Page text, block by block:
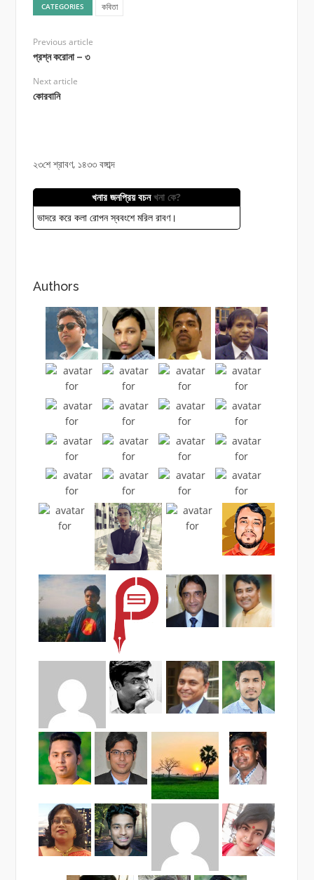
CATEGORIES কবিতা
Previous article
প্রশ্ন করোনা – ৩
Next article
কোরবানি
২৩শে শ্রাবণ, ১৪৩৩ বঙ্গাব্দ
খনার জনপ্রিয় বচনখনা কে?
ভাদরে করে কলা রোপন স্ববংশে মরিল রাবণ।
Authors